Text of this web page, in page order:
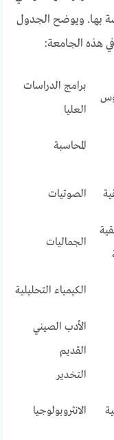
بها. ويوضح الجدول
في هذه الجامعة:
برامج الدراسات
العليا
المحاسبة
الصوتيات
الجماليات
الكيمياء التحليلية
الأدب الصيني
القديم
التخدير
الانثروبولوجيا